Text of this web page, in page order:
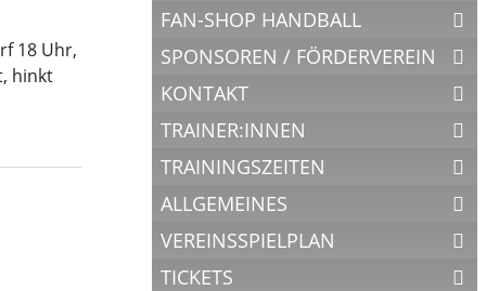
18 Uhr,
hinkt
FAN-SHOP HANDBALL
SPONSOREN / FÖRDERVEREIN
KONTAKT
TRAINER:INNEN
TRAININGSZEITEN
ALLGEMEINES
VEREINSSPIELPLAN
TICKETS